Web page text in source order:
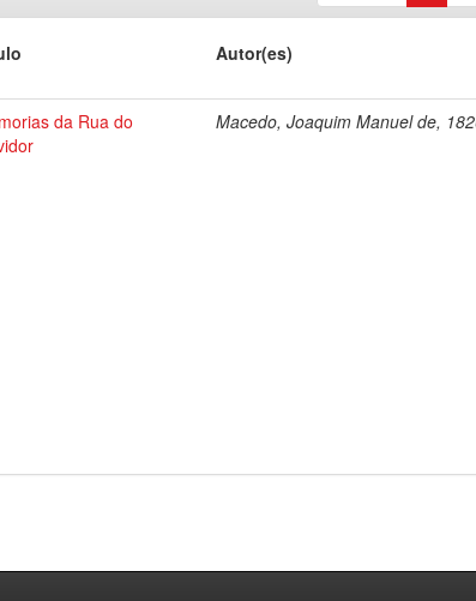
Autor(es)
da Rua do
Macedo, Joaquim Manuel de,